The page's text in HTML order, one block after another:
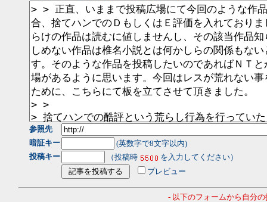
参照先
暗証キー
(英数字で8文字以内)
投稿キー
（投稿時
を入力してください）
プレビュー
- 以下のフォームから自分